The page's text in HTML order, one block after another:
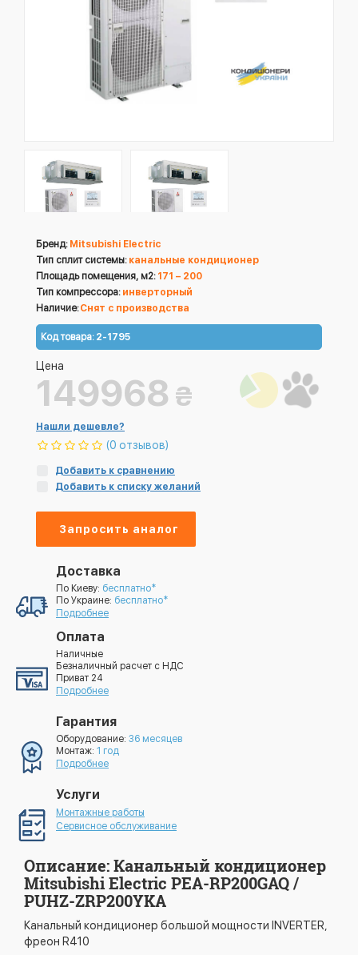
Бренд: Mitsubishi Electric
Тип сплит системы: канальные кондиционер
Площадь помещения, м2: 171 – 200
Тип компрессора: инверторный
Наличие:Снят с производства
Код товара: 2-1795
Цена
149968 ₴
Нашли дешевле?
(0 отзывов)
Добавить к сравнению
Добавить к списку желаний
Запросить аналог
Доставка
По Киеву: бесплатно*
По Украине: бесплатно*
Подробнее
Оплата
Наличные
Безналичный расчет с НДС
Приват 24
Подробнее
Гарантия
Оборудование: 36 месяцев
Монтаж: 1 год
Подробнее
Услуги
Монтажные работы
Сервисное обслуживание
Описание: Канальный кондиционер
Mitsubishi Electric PEA-RP200GAQ /
PUHZ-ZRP200YKA
Канальный кондиционер большой мощности INVERTER,
фреон R410